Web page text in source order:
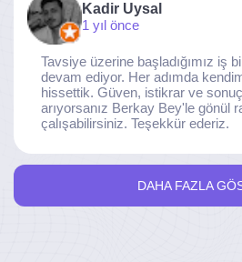
Kadir Uysal
1 yıl önce
Tavsiye üzerine başladığımız iş
devam ediyor. Her adımda
hissettik. Güven, istikrar ve
arıyorsanız Berkay Bey'le gönül
çalışabilirsiniz. Teşekkür ederiz.
DAHA FAZLA